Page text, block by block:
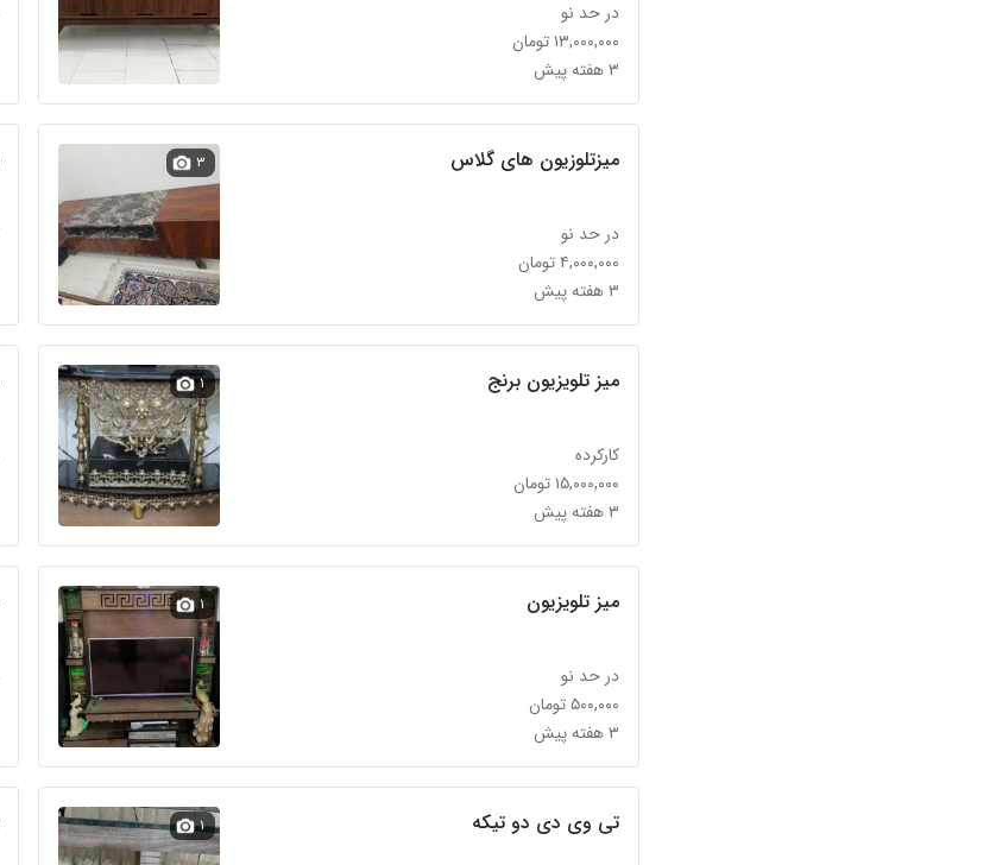
در حد نو
۱۳,۰۰۰,۰۰۰ تومان
۳ هفته پیش
میزتلوزیون های گلاس
در حد نو
۴,۰۰۰,۰۰۰ تومان
۳ هفته پیش
۳
میز تلویزیون برنج
کارکرده
۱۵,۰۰۰,۰۰۰ تومان
۳ هفته پیش
۱
میز تلویزیون
در حد نو
۵۰۰,۰۰۰ تومان
۳ هفته پیش
۱
تی وی دی دو تیکه ۱